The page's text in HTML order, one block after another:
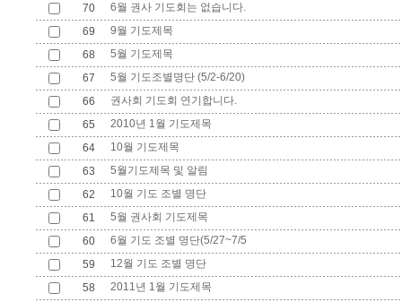
70
6월 권사 기도회는 없습니다.
69
9월 기도제목
68
5월 기도제목
67
5월 기도조별명단 (5/2-6/20)
66
권사회 기도회 연기합니다.
65
2010년 1월 기도제목
64
10월 기도제목
63
5월기도제목 및 알림
62
10월 기도 조별 명단
61
5월 권사회 기도제목
60
6월 기도 조별 명단(5/27~7/5
59
12월 기도 조별 명단
58
2011년 1월 기도제목